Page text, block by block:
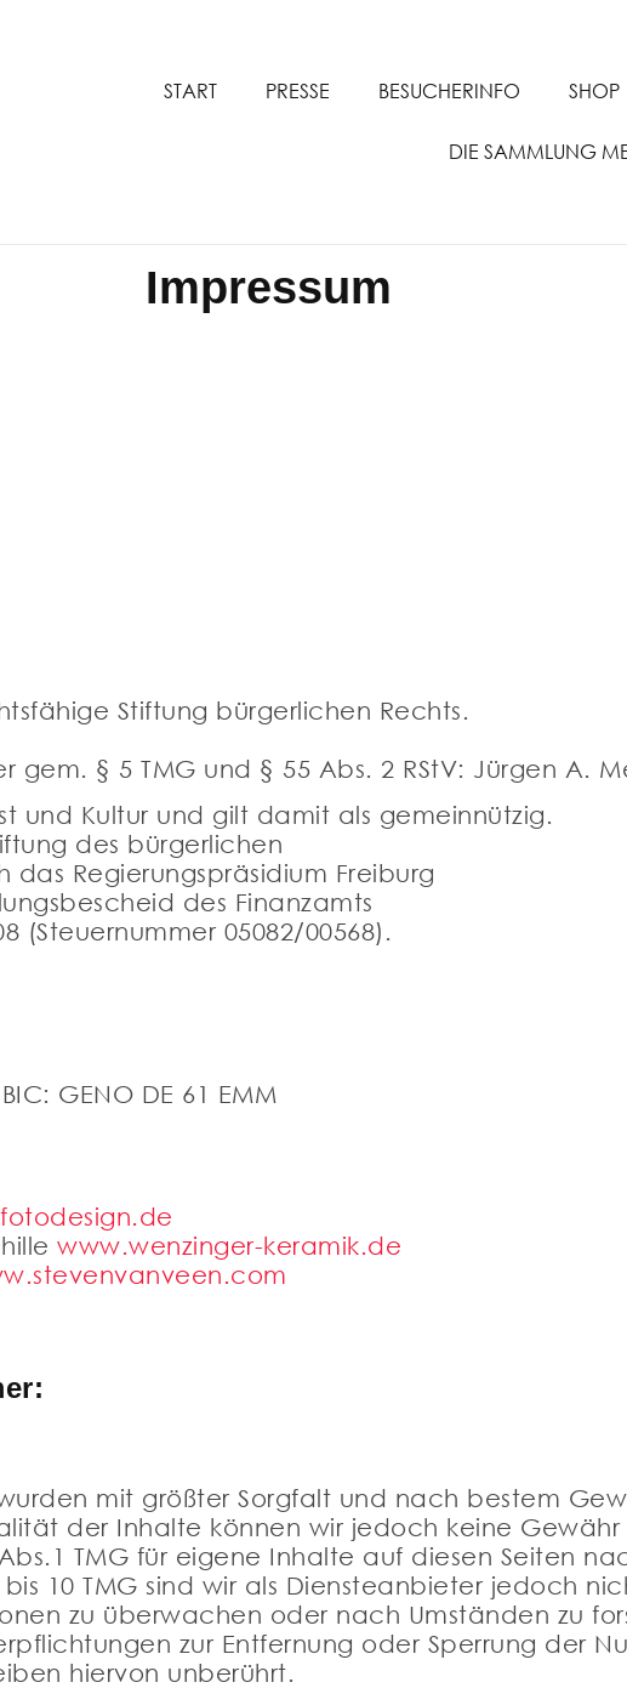
START PRESSE BESUCHERINFO SHOP
DIE SAMMLUNG
Impressum
Stiftung bürgerlichen Rechts.
§ 5 TMG und § 55 Abs. 2 RStV: Jürgen A.
und Kultur und gilt damit als gemeinnützig.
des bürgerlichen
Regierungspräsidium Freiburg
des Finanzamts
(Steuernummer 05082/00568).
GENO DE 61 EMM
www.wenzinger-keramik.de
mit größter Sorgfalt und nach bestem
der Inhalte können wir jedoch keine Gewähr
TMG für eigene Inhalte auf diesen Seiten
10 TMG sind wir als Diensteanbieter jedoch
zu überwachen oder nach Umständen zu
zur Entfernung oder Sperrung der
hiervon unberührt.